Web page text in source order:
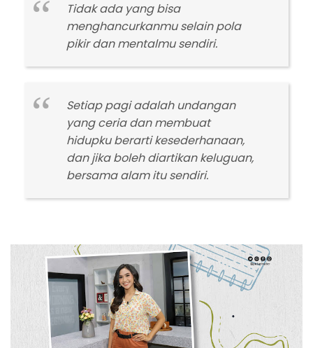
Tidak ada yang bisa
menghancurkanmu selain pola
pikir dan mentalmu sendiri.
Setiap pagi adalah undangan
yang ceria dan membuat
hidupku berarti kesederhanaan,
dan jika boleh diartikan keluguan,
bersama alam itu sendiri.